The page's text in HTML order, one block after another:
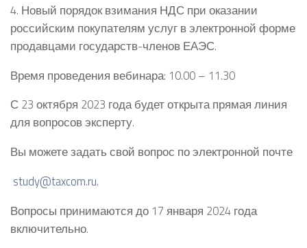
4. Новый порядок взимания НДС при оказании
российским покупателям услуг в электронной форме
продавцами государств-членов ЕАЭС.
Время проведения вебинара: 10.00 – 11.30
С 23 октября 2023 года будет открыта прямая линия
для вопросов эксперту.
Вы можете задать свой вопрос по электронной почте
study@taxcom.ru.
Вопросы принимаются до 17 января 2024 года
включительно.